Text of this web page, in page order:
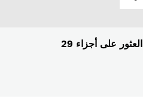
29 العثور على أجزاء